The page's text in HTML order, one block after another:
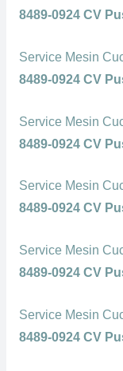
8489-0924 CV
Service Mesin
8489-0924 CV
Service Mesin
8489-0924 CV
Service Mesin
8489-0924 CV
Service Mesin
8489-0924 CV
Service Mesin
8489-0924 CV